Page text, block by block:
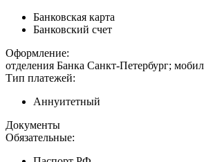
Банковская карта
Банковский счет
Оформление:
отделения Банка Санкт-Петербург;
Тип платежей:
Аннуитетный
Документы
Обязательные: